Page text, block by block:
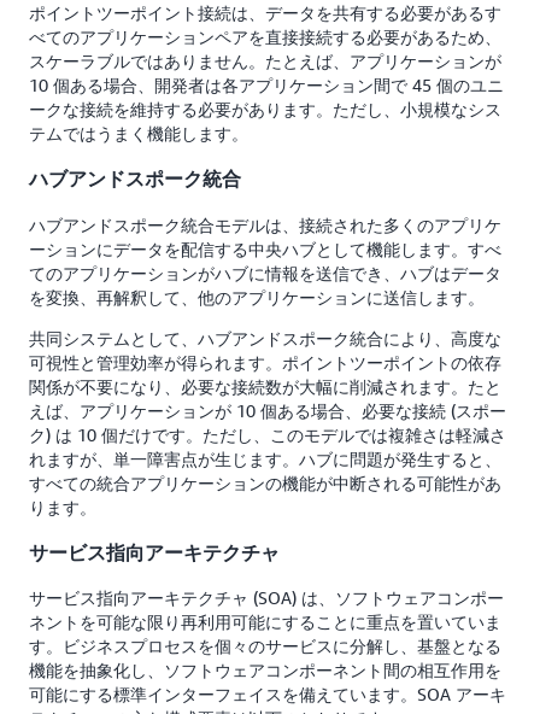
ポイントツーポイント接続は、データを共有する必要があるす
べてのアプリケーションペアを直接接続する必要があるため、
スケーラブルではありません。たとえば、アプリケーションが
10 個ある場合、開発者は各アプリケーション間で 45 個のユニ
ークな接続を維持する必要があります。ただし、小規模なシス
テムではうまく機能します。
ハブアンドスポーク統合
ハブアンドスポーク統合モデルは、接続された多くのアプリケ
ーションにデータを配信する中央ハブとして機能します。すべ
てのアプリケーションがハブに情報を送信でき、ハブはデータ
を変換、再解釈して、他のアプリケーションに送信します。
共同システムとして、ハブアンドスポーク統合により、高度な
可視性と管理効率が得られます。ポイントツーポイントの依存
関係が不要になり、必要な接続数が大幅に削減されます。たと
えば、アプリケーションが 10 個ある場合、必要な接続 (スポー
ク) は 10 個だけです。ただし、このモデルでは複雑さは軽減さ
れますが、単一障害点が生じます。ハブに問題が発生すると、
すべての統合アプリケーションの機能が中断される可能性があ
ります。
サービス指向アーキテクチャ
サービス指向アーキテクチャ (SOA) は、ソフトウェアコンポー
ネントを可能な限り再利用可能にすることに重点を置いていま
す。ビジネスプロセスを個々のサービスに分解し、基盤となる
機能を抽象化し、ソフトウェアコンポーネント間の相互作用を
可能にする標準インターフェイスを備えています。SOA アーキ